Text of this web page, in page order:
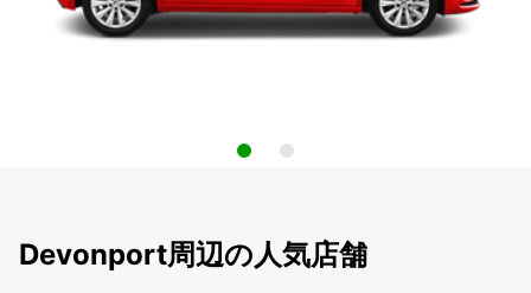
Devonport周辺の人気店舗